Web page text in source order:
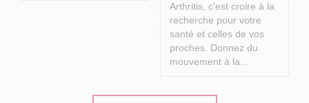
Arthritis, c'est croire à la
recherche pour votre
santé et celles de vos
proches. Donnez du
mouvement à la...